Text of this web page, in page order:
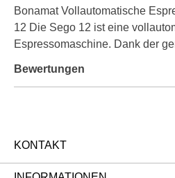
Bonamat Vollautomatische
12 Die Sego 12 ist eine
Espressomaschine. Dank der
Bewertungen
KONTAKT